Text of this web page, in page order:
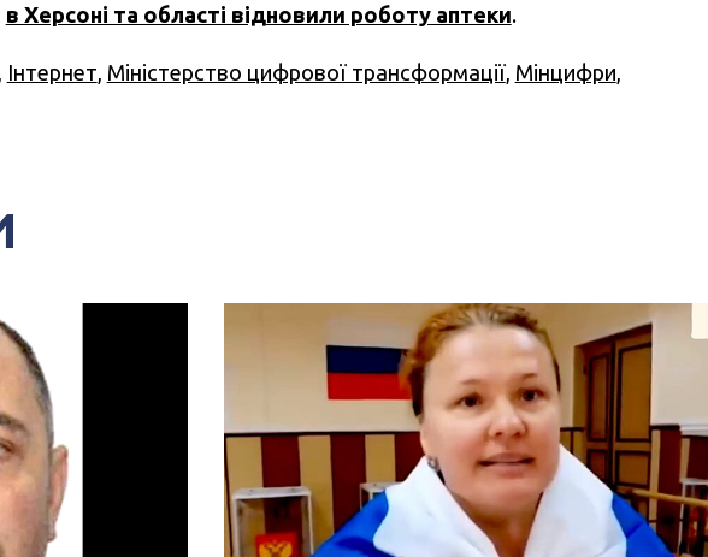
в Херсоні та області відновили роботу аптеки.
Інтернет, Міністерство цифрової трансформації, Мінцифри,